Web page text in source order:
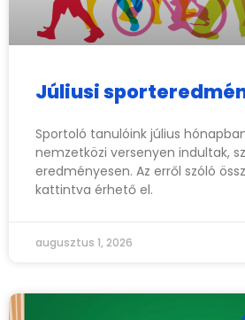
Júliusi
Sportoló tanulóink július
nemzetközi versenyen indultak,
eredményesen. Az erről szóló
kattintva érhető el.
augusztus 1, 2026